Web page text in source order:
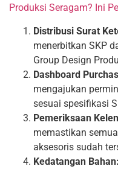
Produksi Seragam? Ini
Distribusi Surat
menerbitkan SKP
Group Design
Dashboard
mengajukan
sesuai spesifikasi
Pemeriksaan
memastikan
aksesoris sudah
Kedatangan Bahan: